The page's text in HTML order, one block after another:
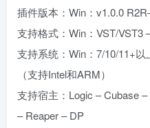
插件版本：Win：v1.0.0
支持格式：Win：VST/
支持系统：Win：7/10/11+
（支持Intel和ARM）
支持宿主：Logic – Cubase
– Reaper – DP